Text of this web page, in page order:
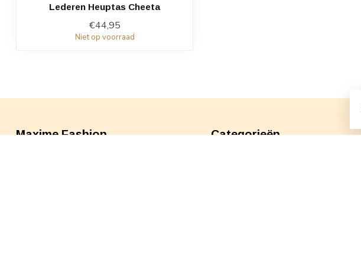
Lederen Heuptas Cheeta
€44,95
Niet op voorraad
Maxime Fashion Categorieën